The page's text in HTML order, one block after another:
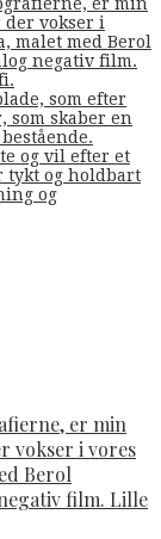
vokser i
malet med Berol
negativ film.
som efter
som skaber en
og vil efter et
og holdbart
og
er min
vokser i vores
Berol
film. Lille